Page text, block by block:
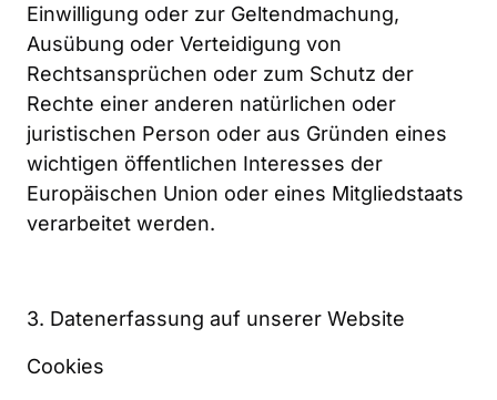
Einwilligung oder zur Geltendmachung,
Ausübung oder Verteidigung von
Rechtsansprüchen oder zum Schutz der
Rechte einer anderen natürlichen oder
juristischen Person oder aus Gründen eines
wichtigen öffentlichen Interesses der
Europäischen Union oder eines Mitgliedstaats
verarbeitet werden.
3. Datenerfassung auf unserer Website
Cookies